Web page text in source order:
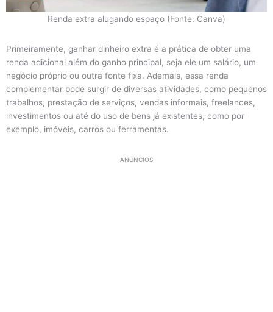
Renda extra alugando espaço (Fonte: Canva)
Primeiramente, ganhar dinheiro extra é a prática de obter uma
renda adicional além do ganho principal, seja ele um salário, um
negócio próprio ou outra fonte fixa. Ademais, essa renda
complementar pode surgir de diversas atividades, como pequenos
trabalhos, prestação de serviços, vendas informais, freelances,
investimentos ou até do uso de bens já existentes, como por
exemplo, imóveis, carros ou ferramentas.
ANÚNCIOS